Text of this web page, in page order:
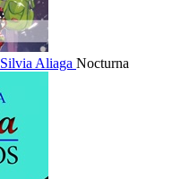
Silvia Aliaga Nocturna